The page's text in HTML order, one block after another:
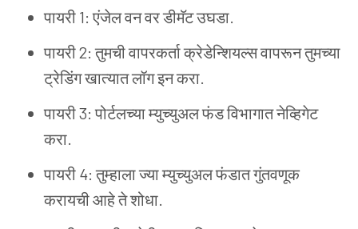
पायरी 1: एंजेल वन वर डीमॅट उघडा.
पायरी 2: तुमची वापरकर्ता क्रेडेन्शियल्स वापरून तुमच्या
ट्रेडिंग खात्यात लॉग इन करा.
पायरी 3: पोर्टलच्या म्युच्युअल फंड विभागात नेव्हिगेट
करा.
पायरी 4: तुम्हाला ज्या म्युच्युअल फंडात गुंतवणूक
करायची आहे ते शोधा.